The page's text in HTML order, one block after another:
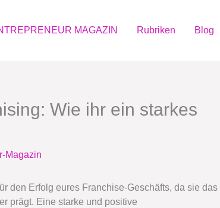
MAGAZIN Rubriken Blog
Wie ihr ein starkes
Magazin
den Erfolg eures Franchise-Geschäfts, da sie das
prägt. Eine starke und positive